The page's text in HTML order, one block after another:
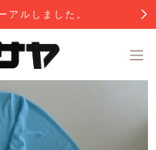
アルしました。